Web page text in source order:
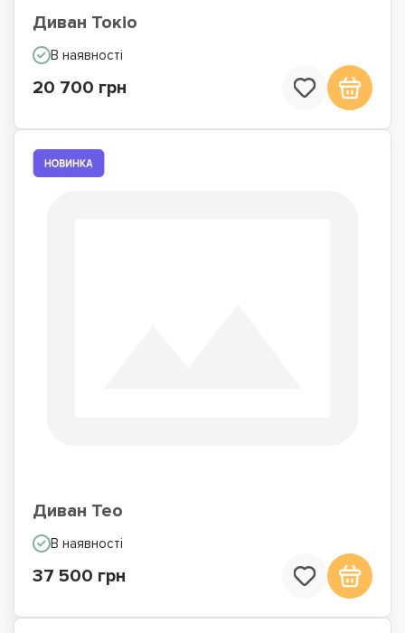
Диван Токіо
В наявності
20 700 грн
Диван Тео
В наявності
37 500 грн